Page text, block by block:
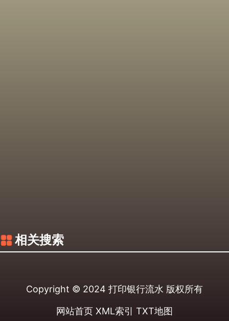
相关搜索
Copyright © 2024 打印银行流水 版权所有
网站首页 XML索引 TXT地图